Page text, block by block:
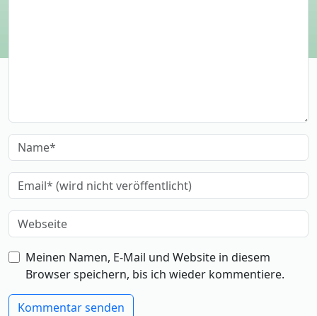
Meinen Namen, E-Mail und Website in diesem
Browser speichern, bis ich wieder kommentiere.